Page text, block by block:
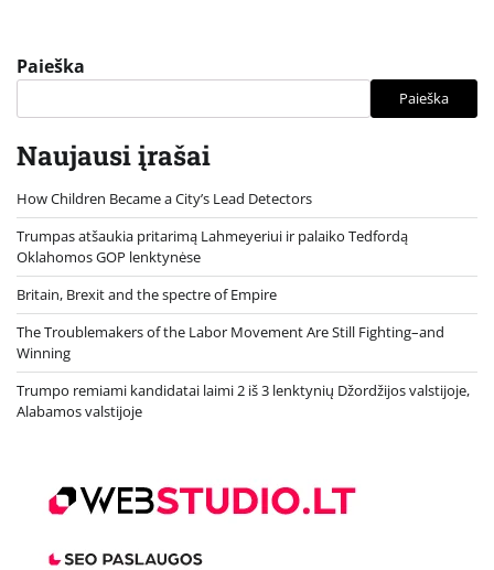
Paieška
Paieška
Naujausi įrašai
How Children Became a City’s Lead Detectors
Trumpas atšaukia pritarimą Lahmeyeriui ir palaiko Tedfordą
Oklahomos GOP lenktynėse
Britain, Brexit and the spectre of Empire
The Troublemakers of the Labor Movement Are Still Fighting–and
Winning
Trumpo remiami kandidatai laimi 2 iš 3 lenktynių Džordžijos valstijoje,
Alabamos valstijoje